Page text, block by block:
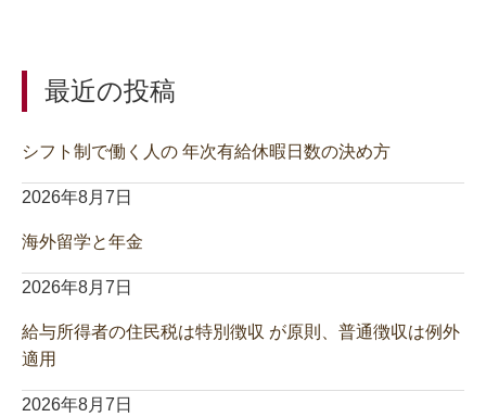
最近の投稿
シフト制で働く人の 年次有給休暇日数の決め方
2026年8月7日
海外留学と年金
2026年8月7日
給与所得者の住民税は特別徴収 が原則、普通徴収は例外
適用
2026年8月7日